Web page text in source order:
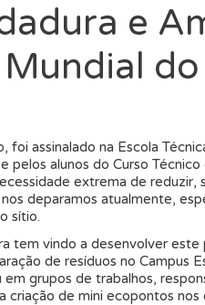
e
foi assinalado na Escola
pelos alunos do Curso
extrema de
deparamos atualmente,
sítio.
tem vindo a desenvolver
de resíduos no Campus
grupos de trabalhos,
criação de mini ecopontos